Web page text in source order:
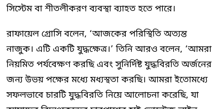
সিস্টেম বা শীতলীকরণ ব্যবস্থা ব্যাহত হতে পারে।
রাফায়েল গ্রোসি বলেন, ‘আজকের পরিস্থিতি অত্যন্ত
নাজুক। এটি একটি যুদ্ধক্ষেত্র।’ তিনি আরও বলেন, ‘আমরা
নিয়মিত পর্যবেক্ষণ করছি এবং সুনির্দিষ্ট যুদ্ধবিরতি অর্জনের
জন্য উভয় পক্ষের মধ্যে মধ্যস্থতা করছি। আমরা ইতোমধ্যে
সফলভাবে চারটি যুদ্ধবিরতি নিয়ে আলোচনা করেছি, যা